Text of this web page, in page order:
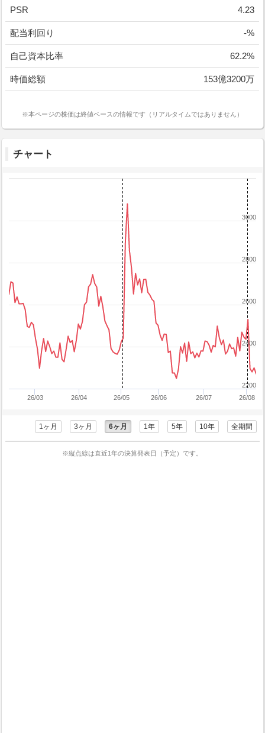
PSR 4.23
配当利回り -%
自己資本比率 62.2%
時価総額 153億3200万
※本ページの株価は終値ベースの情報です（リアルタイムではありません）
チャート
26/03 26/04 26/05 26/06 26/07 26/08
2200
2400
2600
2800
3000
1ヶ月 3ヶ月 6ヶ月 1年 5年 10年 全期間
※縦点線は直近1年の決算発表日（予定）です。